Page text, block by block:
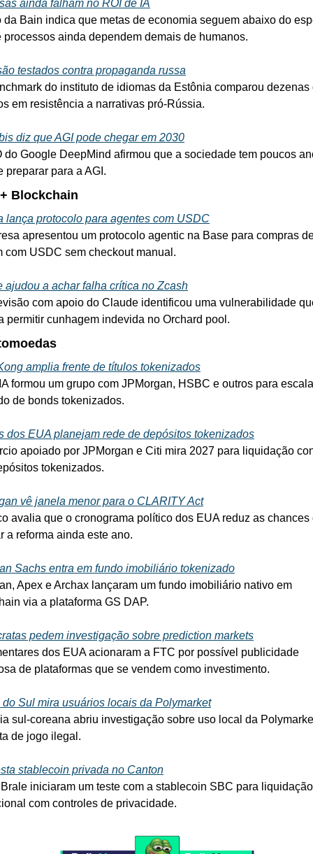
ainda falham no ROI de IA
da Bain indica que metas de economia seguem abaixo do
processos ainda dependem demais de humanos.
testados contra propaganda russa
do instituto de idiomas da Estônia comparou dezenas
em resistência a narrativas pró-Rússia.
diz que AGI pode chegar em 2030
do Google DeepMind afirmou que a sociedade tem poucos
preparar para a AGI.
Blockchain
lança protocolo para agentes com USDC
apresentou um protocolo agentic na Base para compras
com USDC sem checkout manual.
ajudou a achar falha crítica no Zcash
com apoio do Claude identificou uma vulnerabilidade
permitir cunhagem indevida no Orchard pool.
amplia frente de títulos tokenizados
formou um grupo com JPMorgan, HSBC e outros para
de bonds tokenizados.
dos EUA planejam rede de depósitos tokenizados
apoiado por JPMorgan e Citi mira 2027 para liquidação
tokenizados.
vê janela menor para o CLARITY Act
avalia que o cronograma político dos EUA reduz as chances
a reforma ainda este ano.
Sachs entra em fundo imobiliário tokenizado
Apex e Archax lançaram um fundo imobiliário nativo em
via a plataforma GS DAP.
pedem investigação sobre prediction markets
dos EUA acionaram a FTC por possível publicidade
de plataformas que se vendem como investimento.
Sul mira usuários locais da Polymarket
sul-coreana abriu investigação sobre uso local da
de jogo ilegal.
stablecoin privada no Canton
iniciaram um teste com a stablecoin SBC para liquidação
com controles de privacidade.